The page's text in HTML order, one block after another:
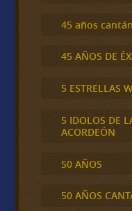
45 años
45 AÑOS DE
5 ESTRELLAS
5 IDOLOS DE
ACORDEÓN
50 AÑOS
50 AÑOS